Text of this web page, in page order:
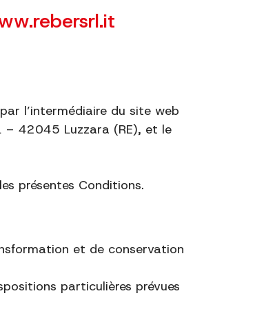
l’intermédiaire du site web
– 42045 Luzzara (RE), et le
présentes Conditions.
et de conservation
particulières prévues